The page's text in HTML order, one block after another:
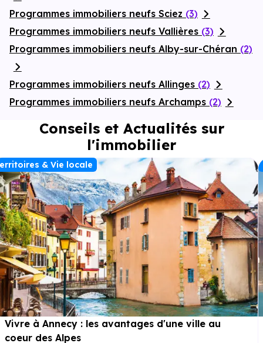
Programmes immobiliers neufs Sciez (3)
Programmes immobiliers neufs Vallières (3)
Programmes immobiliers neufs Alby-sur-Chéran (2)
Programmes immobiliers neufs Allinges (2)
Programmes immobiliers neufs Archamps (2)
Conseils et Actualités sur
l'immobilier
& Vie locale
Vivre à Annecy : les avantages d'une ville au
coeur des Alpes